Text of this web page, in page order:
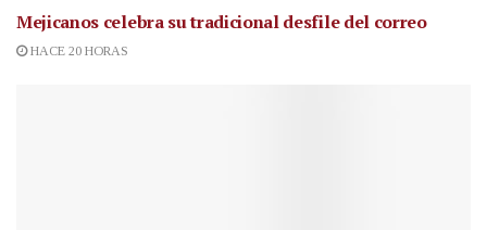
Mejicanos celebra su tradicional desfile del correo
HACE 20 HORAS